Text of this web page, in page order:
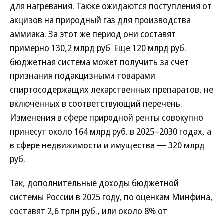
для нагревания. Также ожидаются поступления от
акцизов на природный газ для производства
аммиака. За этот же период они составят
примерно 130,2 млрд руб. Еще 120 млрд руб.
бюджетная система может получить за счет
признания подакцизными товарами
спиртосодержащих лекарственных препаратов, не
включенных в соответствующий перечень.
Изменения в сфере природной ренты совокупно
принесут около 164 млрд руб. в 2025–2030 годах, а
в сфере недвижимости и имущества — 320 млрд
руб.
Так, дополнительные доходы бюджетной
системы России в 2025 году, по оценкам Минфина,
составят 2,6 трлн руб., или около 8% от